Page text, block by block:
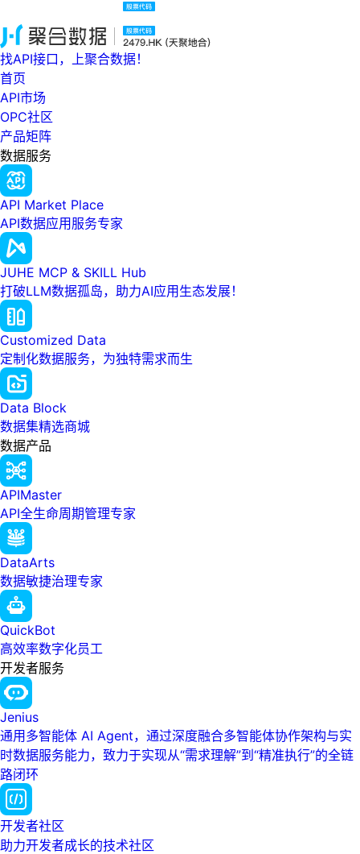
找API接口，上聚合数据！
首页
API市场
OPC社区
产品矩阵
数据服务
API Market Place
API数据应用服务专家
JUHE MCP & SKILL Hub
打破LLM数据孤岛，助力AI应用生态发展！
Customized Data
定制化数据服务，为独特需求而生
Data Block
数据集精选商城
数据产品
APIMaster
API全生命周期管理专家
DataArts
数据敏捷治理专家
QuickBot
高效率数字化员工
开发者服务
Jenius
通用多智能体 AI Agent，通过深度融合多智能体协作架构与实
时数据服务能力，致力于实现从“需求理解”到“精准执行”的全链
路闭环
开发者社区
助力开发者成长的技术社区